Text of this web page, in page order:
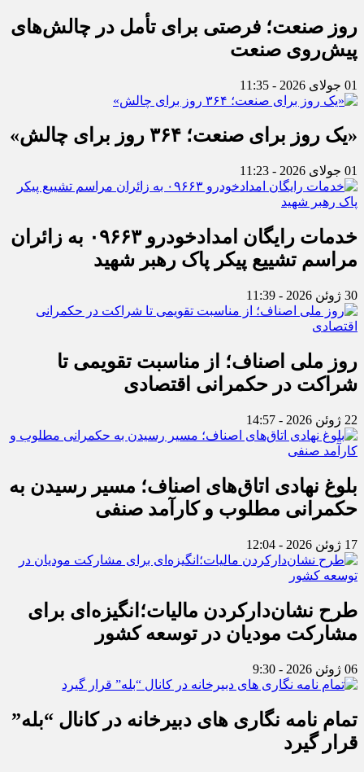
روز صنعت؛ فرصتی برای تأمل در چالش‌های
پیش‌روی صنعت
01 جولای 2026 - 11:35
«یک روز برای صنعت؛ ۳۶۴ روز برای چالش»
01 جولای 2026 - 11:23
خدمات رایگان امدادخودرو ۰۹۶۶۳ به زائران
مراسم تشییع پیکر پاک رهبر شهید
30 ژوئن 2026 - 11:39
روز ملی اصناف؛ از مناسبت تقویمی تا
شراکت در حکمرانی اقتصادی
22 ژوئن 2026 - 14:57
بلوغ نهادی اتاق‌های اصناف؛ مسیر رسیدن به
حکمرانی مطلوب و کارآمد صنفی
17 ژوئن 2026 - 12:04
طرح نشان‌دارکردن مالیات؛انگیزه‌ای برای
مشارکت مودیان در توسعه کشور
06 ژوئن 2026 - 9:30
تمام نامه نگاری های دبیرخانه در کانال “بله”
قرار گیرد